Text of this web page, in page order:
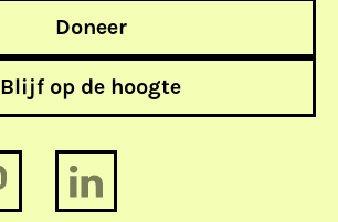
Doneer
Blijf op de hoogte